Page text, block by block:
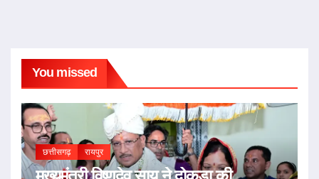
You missed
छत्तीसगढ़ रायपुर